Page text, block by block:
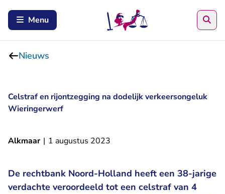
Menu
Nieuws
Celstraf en rijontzegging na dodelijk verkeersongeluk
Wieringerwerf
Alkmaar | 1 augustus 2023
De rechtbank Noord-Holland heeft een 38-jarige
verdachte veroordeeld tot een celstraf van 4